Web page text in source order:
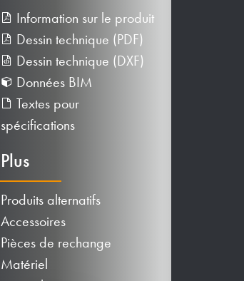
Information sur le produit
Dessin technique (PDF)
Dessin technique (DXF)
Données BIM
Textes pour
spécifications
Plus
Produits alternatifs
Accessoires
Pièces de rechange
Matériel